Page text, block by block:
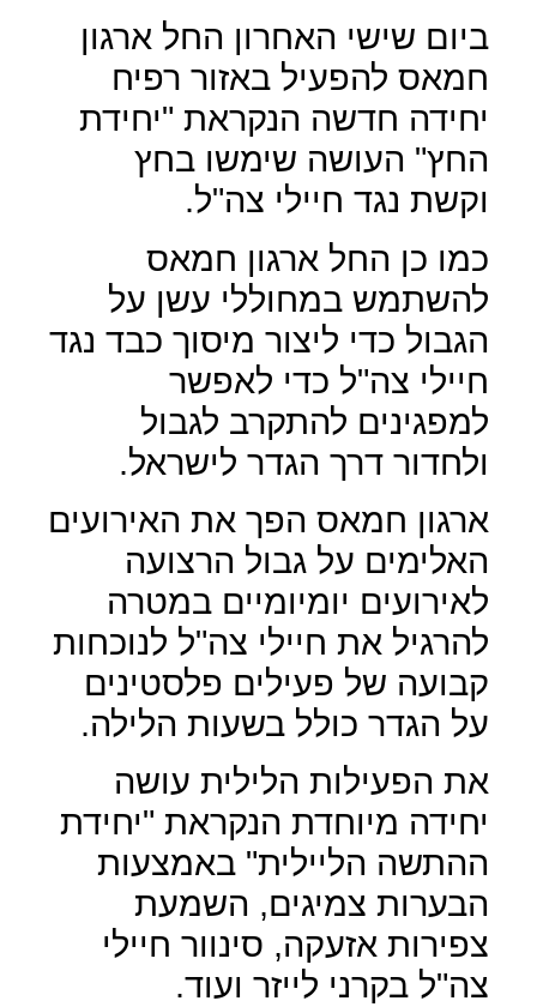
ביום שישי האחרון החל ארגון
חמאס להפעיל באזור רפיח
יחידה חדשה הנקראת "יחידת
החץ" העושה שימשו בחץ
וקשת נגד חיילי צה"ל.
כמו כן החל ארגון חמאס
להשתמש במחוללי עשן על
הגבול כדי ליצור מיסוך כבד נגד
חיילי צה"ל כדי לאפשר
למפגינים להתקרב לגבול
ולחדור דרך הגדר לישראל.
ארגון חמאס הפך את האירועים
האלימים על גבול הרצועה
לאירועים יומיומיים במטרה
להרגיל את חיילי צה"ל לנוכחות
קבועה של פעילים פלסטינים
על הגדר כולל בשעות הלילה.
את הפעילות הלילית עושה
יחידה מיוחדת הנקראת "יחידת
ההתשה הליילית" באמצעות
הבערות צמיגים, השמעת
צפירות אזעקה, סינוור חיילי
צה"ל בקרני לייזר ועוד.